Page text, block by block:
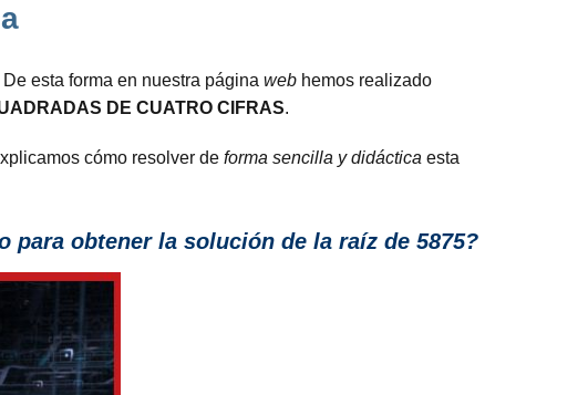
De esta forma en nuestra página web hemos realizado
DE CUATRO CIFRAS.
cómo resolver de forma sencilla y didáctica esta
para obtener la solución de la raíz de 5875?